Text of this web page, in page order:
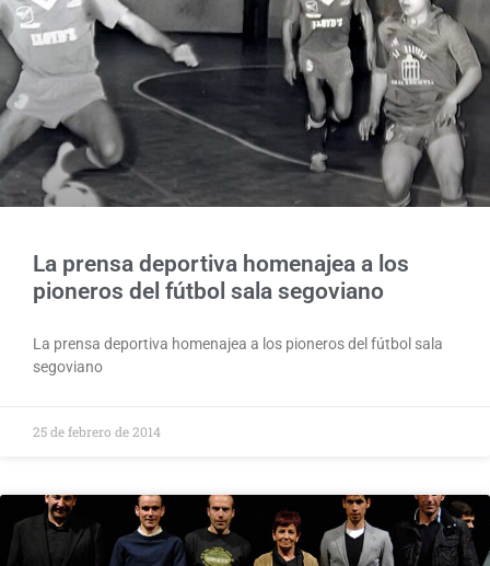
La prensa deportiva homenajea a los
pioneros del fútbol sala segoviano
La prensa deportiva homenajea a los pioneros del fútbol sala
segoviano
25 de febrero de 2014